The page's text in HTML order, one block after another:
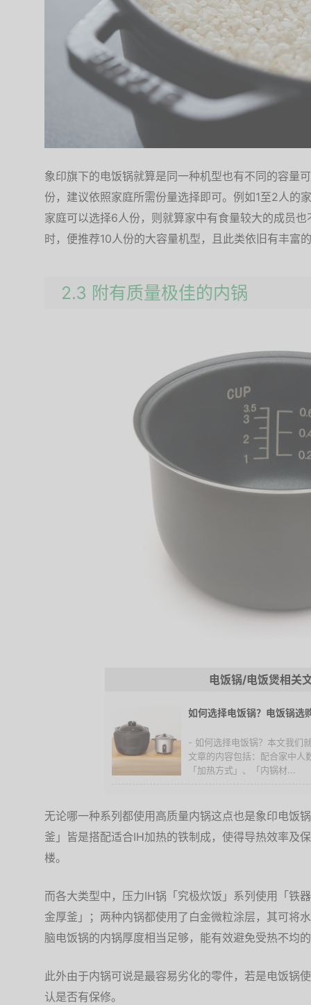
象印旗下的电饭锅就算是同一种机型也有不同的容量
份，建议依照家庭所需份量选择即可。例如1至2人的
家庭可以选择6人份，则就算家中有食量较大的成员
时，便推荐10人份的大容量机型，且此类依旧有丰富
2.3 附有质量极佳的内锅
电饭锅/电饭煲相关
如何选择电饭锅？电饭锅选
- 如何选择电饭锅？本文我们
文章的内容包括：配合家中人
「加热方式」、「内锅材...
无论哪一种系列都使用高质量内锅这点也是象印电饭
釜」皆是搭配适合IH加热的铁制成，使得导热效率及
楼。
而各大类型中，压力IH锅「究极炊饭」系列使用「铁
金厚釜」；两种内锅都使用了白金微粒涂层，其可将
脑电饭锅的内锅厚度相当足够，能有效避免受热不均
此外由于内锅可说是最容易劣化的零件，若是电饭锅
认是否有保修。